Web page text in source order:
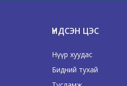
ҮНДСЭН ЦЭС
Нүүр хуудас
Бидний тухай